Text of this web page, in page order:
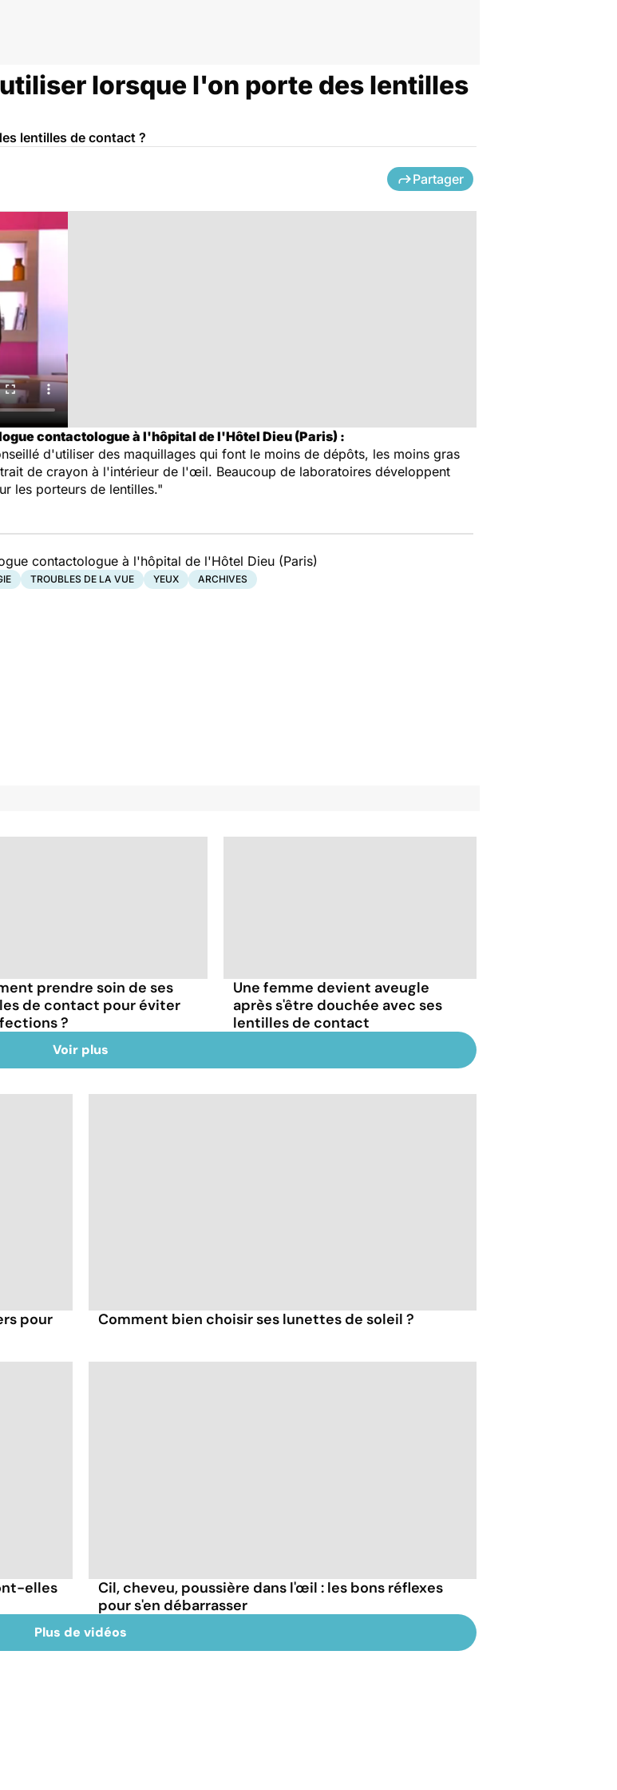
lorsque l'on porte des lentilles
lentilles de contact ?
Partager
contactologue à l'hôpital de l'Hôtel Dieu (Paris) :
d'utiliser des maquillages qui font le moins de dépôts, les moins gras
de crayon à l'intérieur de l'œil. Beaucoup de laboratoires développent
les porteurs de lentilles."
contactologue à l'hôpital de l'Hôtel Dieu (Paris)
TROUBLES DE LA VUE YEUX ARCHIVES
prendre soin de ses
de contact pour éviter
?
Une femme devient aveugle
après s'être douchée avec ses
lentilles de contact
Voir plus
pour
Comment bien choisir ses lunettes de soleil ?
elles
Cil, cheveu, poussière dans l'œil : les bons réflexes
pour s'en débarrasser
Plus de vidéos